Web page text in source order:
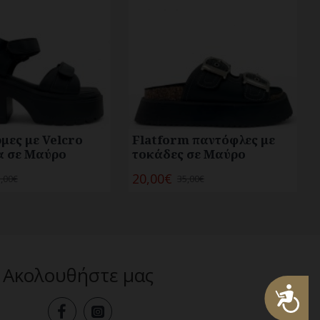
Προσβασιμότητα
με Velcro
σε Μαύρο
Flatform παντόφλες με
τοκάδες σε Μαύρο
20,00€
Ακολουθήστε μας